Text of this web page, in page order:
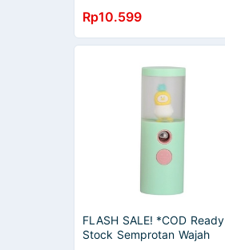
Rp10.599
FLASH SALE! *COD Ready
Stock Semprotan Wajah